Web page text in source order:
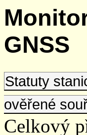
GNSS
Statuty
ověřené
Celkový